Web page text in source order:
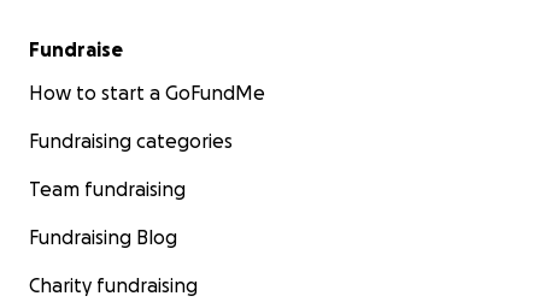
Fundraise
How to start a GoFundMe
Fundraising categories
Team fundraising
Fundraising Blog
Charity fundraising